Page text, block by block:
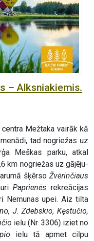
– Alksniakiemis.
Mežtaka vairāk kā
tad nogriežas uz
Meškas parku, atkal
km nogriežas uz gājēju-
šķērso Žvėrinčiaus
Paprienėsrekreācijas
Nemunas upei. Aiz tilta
J. Zdebskio, Kęstučio,
ielu (Nr. 3306) iziet no
ielu tā apmet cilpu